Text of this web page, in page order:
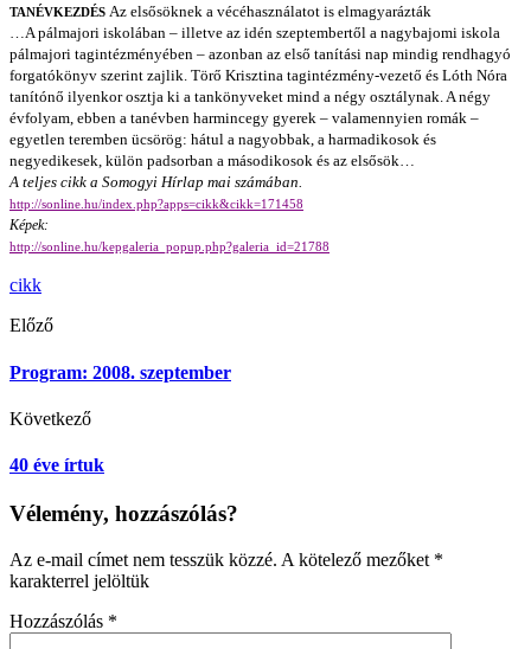
TANÉVKEZDÉS Az elsősöknek a vécéhasználatot is elmagyarázták
…A pálmajori iskolában – illetve az idén szeptembertől a nagybajomi iskola
pálmajori tagintézményében – azonban az első tanítási nap mindig rendhagyó
forgatókönyv szerint zajlik. Törő Krisztina tagintézmény-vezető és Lóth Nóra
tanítónő ilyenkor osztja ki a tankönyveket mind a négy osztálynak. A négy
évfolyam, ebben a tanévben harmincegy gyerek – valamennyien romák –
egyetlen teremben ücsörög: hátul a nagyobbak, a harmadikosok és
negyedikesek, külön padsorban a másodikosok és az elsősök…
A teljes cikk a Somogyi Hírlap mai számában.
http://sonline.hu/index.php?apps=cikk&cikk=171458
Képek:
http://sonline.hu/kepgaleria_popup.php?galeria_id=21788
cikk
Előző
Program: 2008. szeptember
Következő
40 éve írtuk
Vélemény, hozzászólás?
Az e-mail címet nem tesszük közzé. A kötelező mezőket *
karakterrel jelöltük
Hozzászólás *